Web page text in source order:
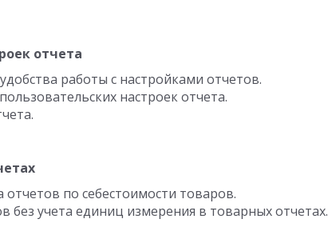
отчета
работы с настройками отчетов.
настроек отчета.
отчетов по себестоимости товаров.
без учета единиц измерения в товарных отчетах.